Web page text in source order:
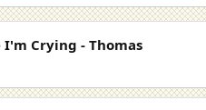
I'm Crying - Thomas